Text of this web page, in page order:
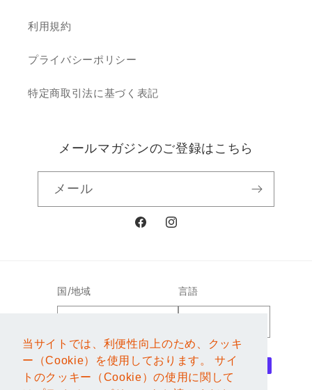
当サイトでは、利便性向上のため、クッキ
ー（Cookie）を使用しております。 サイ
トのクッキー（Cookie）の使用に関して
当サイトでは、利便性向上のため、クッキ
ー（Cookie）を使用しております。 サイ
トのクッキー（Cookie）の使用に関して
利用規約
プライバシーポリシー
特定商取引法に基づく表記
メールマガジンのご登録はこちら
メール
FacebookInstagram
国/地域 言語
決
済